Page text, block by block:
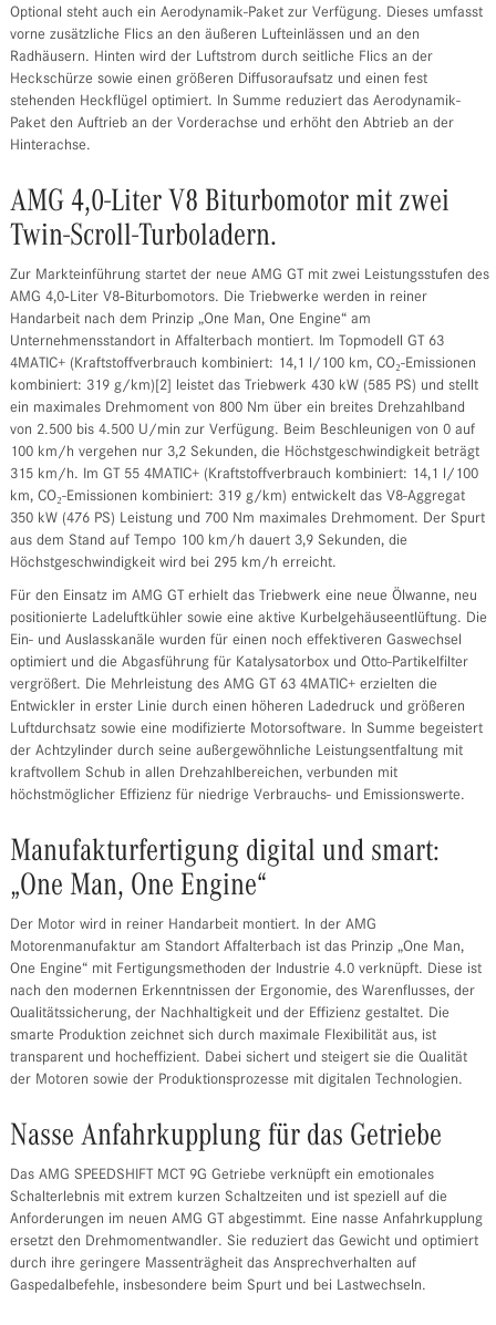
Optional steht auch ein Aerodynamik-Paket zur Verfügung. Dieses umfasst
vorne zusätzliche Flics an den äußeren Lufteinlässen und an den
Radhäusern. Hinten wird der Luftstrom durch seitliche Flics an der
Heckschürze sowie einen größeren Diffusoraufsatz und einen fest
stehenden Heckflügel optimiert. In Summe reduziert das Aerodynamik-
Paket den Auftrieb an der Vorderachse und erhöht den Abtrieb an der
Hinterachse.
AMG 4,0-Liter V8 Biturbomotor mit zwei
Twin-Scroll-Turboladern.
Zur Markteinführung startet der neue AMG GT mit zwei Leistungsstufen des
AMG 4,0‑Liter V8‑Biturbomotors. Die Triebwerke werden in reiner
Handarbeit nach dem Prinzip „One Man, One Engine“ am
Unternehmensstandort in Affalterbach montiert. Im Topmodell GT 63
4MATIC+ (Kraftstoffverbrauch kombiniert: 14,1 l/100 km, CO₂-Emissionen
kombiniert: 319 g/km)[2] leistet das Triebwerk 430 kW (585 PS) und stellt
ein maximales Drehmoment von 800 Nm über ein breites Drehzahlband
von 2.500 bis 4.500 U/min zur Verfügung. Beim Beschleunigen von 0 auf
100 km/h vergehen nur 3,2 Sekunden, die Höchstgeschwindigkeit beträgt
315 km/h. Im GT 55 4MATIC+ (Kraftstoffverbrauch kombiniert: 14,1 l/100
km, CO₂-Emissionen kombiniert: 319 g/km) entwickelt das V8-Aggregat
350 kW (476 PS) Leistung und 700 Nm maximales Drehmoment. Der Spurt
aus dem Stand auf Tempo 100 km/h dauert 3,9 Sekunden, die
Höchstgeschwindigkeit wird bei 295 km/h erreicht.
Für den Einsatz im AMG GT erhielt das Triebwerk eine neue Ölwanne, neu
positionierte Ladeluftkühler sowie eine aktive Kurbelgehäuseentlüftung. Die
Ein- und Auslasskanäle wurden für einen noch effektiveren Gaswechsel
optimiert und die Abgasführung für Katalysatorbox und Otto-Partikelfilter
vergrößert. Die Mehrleistung des AMG GT 63 4MATIC+ erzielten die
Entwickler in erster Linie durch einen höheren Ladedruck und größeren
Luftdurchsatz sowie eine modifizierte Motorsoftware. In Summe begeistert
der Achtzylinder durch seine außergewöhnliche Leistungsentfaltung mit
kraftvollem Schub in allen Drehzahlbereichen, verbunden mit
höchstmöglicher Effizienz für niedrige Verbrauchs- und Emissionswerte.
Manufakturfertigung digital und smart:
„One Man, One Engine“
Der Motor wird in reiner Handarbeit montiert. In der AMG
Motorenmanufaktur am Standort Affalterbach ist das Prinzip „One Man,
One Engine“ mit Fertigungsmethoden der Industrie 4.0 verknüpft. Diese ist
nach den modernen Erkenntnissen der Ergonomie, des Warenflusses, der
Qualitätssicherung, der Nachhaltigkeit und der Effizienz gestaltet. Die
smarte Produktion zeichnet sich durch maximale Flexibilität aus, ist
transparent und hocheffizient. Dabei sichert und steigert sie die Qualität
der Motoren sowie der Produktionsprozesse mit digitalen Technologien.
Nasse Anfahrkupplung für das Getriebe
Das AMG SPEEDSHIFT MCT 9G Getriebe verknüpft ein emotionales
Schalterlebnis mit extrem kurzen Schaltzeiten und ist speziell auf die
Anforderungen im neuen AMG GT abgestimmt. Eine nasse Anfahrkupplung
ersetzt den Drehmomentwandler. Sie reduziert das Gewicht und optimiert
durch ihre geringere Massenträgheit das Ansprechverhalten auf
Gaspedalbefehle, insbesondere beim Spurt und bei Lastwechseln.